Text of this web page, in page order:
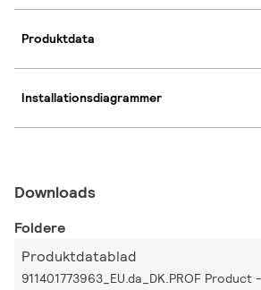
Produktdata
Installationsdiagrammer
Downloads
Foldere
Produktdatablad
911401773963_EU.da_DK.PROF